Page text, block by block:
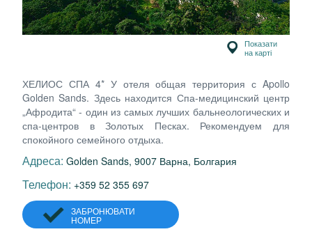
Показати
на карті
ХЕЛИОС СПА 4* У отеля общая территория с Apollo
Golden Sands. Здесь находится Спа-медицинский центр
„Афродита“ - один из самых лучших бальнеологических и
спа-центров в Золотых Песках. Рекомендуем для
спокойного семейного отдыха.
Адреса: Golden Sands, 9007 Варна, Болгария
Телефон: +359 52 355 697
ЗАБРОНЮВАТИ
НОМЕР